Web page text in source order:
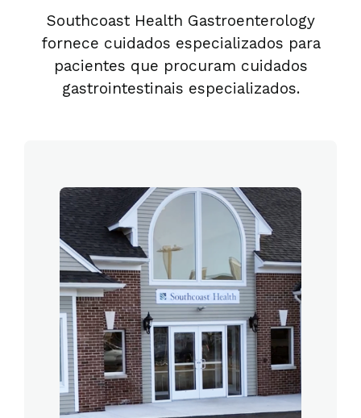
Southcoast Health Gastroenterology
fornece cuidados especializados para
pacientes que procuram cuidados
gastrointestinais especializados.